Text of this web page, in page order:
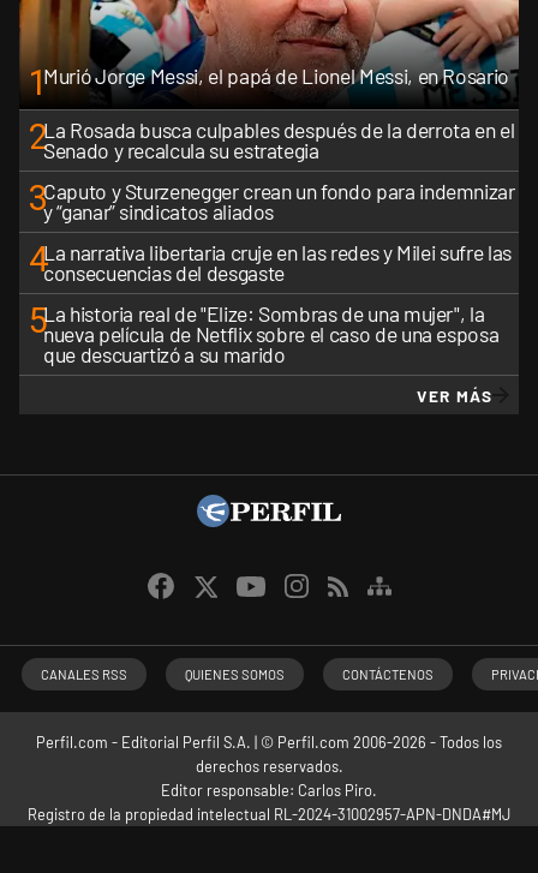
1Murió Jorge Messi, el papá de Lionel Messi, en Rosario
2La Rosada busca culpables después de la derrota en el
Senado y recalcula su estrategia
3Caputo y Sturzenegger crean un fondo para indemnizar
y “ganar” sindicatos aliados
4La narrativa libertaria cruje en las redes y Milei sufre las
consecuencias del desgaste
5La historia real de "Elize: Sombras de una mujer", la
nueva película de Netflix sobre el caso de una esposa
que descuartizó a su marido
VER MÁS
CANALES RSS QUIENES SOMOS CONTÁCTENOS
Perfil.com - Editorial Perfil S.A. | © Perfil.com 2006-2026 - Todos los
derechos reservados.
Editor responsable: Carlos Piro.
Registro de la propiedad intelectual RL-2024-31002957-APN-DNDA#MJ